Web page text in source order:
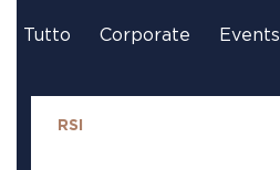
Tutto Corporate Events
RSI